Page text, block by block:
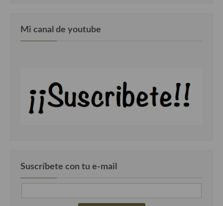
Mi canal de youtube
Suscríbete con tu e-mail